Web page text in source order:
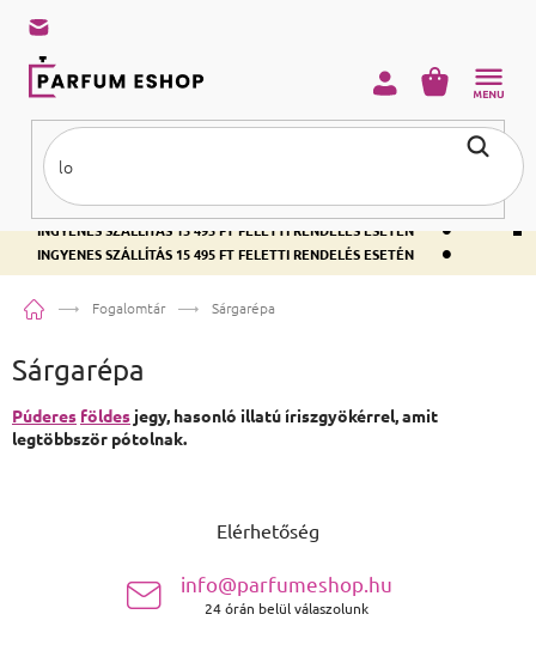
INGYENES SZÁLLÍTÁS 15 495 FT FELETTI RENDELÉS ESETÉN •
INGYENES SZÁLLÍTÁS 15 495 FT FELETTI RENDELÉS ESETÉN •
INGYENES SZÁLLÍTÁS 15 495 FT FELETTI RENDELÉS ESETÉN •
KOSÁR
KezdőlapFogalomtár Sárgarépa
Sárgarépa
Púderes földes jegy, hasonló illatú íriszgyökérrel, amit
legtöbbször pótolnak.
Elérhetőség
info@parfumeshop.hu
24 órán belül válaszolunk